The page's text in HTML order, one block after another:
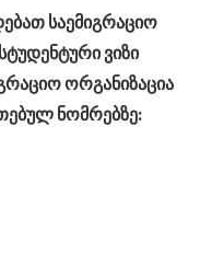
საემიგრაციო
ვიზი
ორგანიზაცია
ნომრებზე: